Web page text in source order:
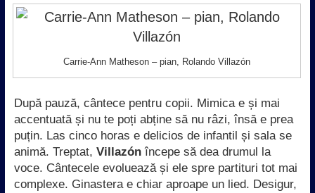
Carrie-Ann Matheson – pian, Rolando Villazón
După pauză, cântece pentru copii. Mimica e și mai
accentuată și nu te poți abține să nu râzi, însă e prea
puțin. Las cinco horas e delicios de infantil și sala se
animă. Treptat, Villazónîncepe să dea drumul la
voce. Cântecele evoluează și ele spre partituri tot mai
complexe. Ginastera e chiar aproape un lied. Desigur,